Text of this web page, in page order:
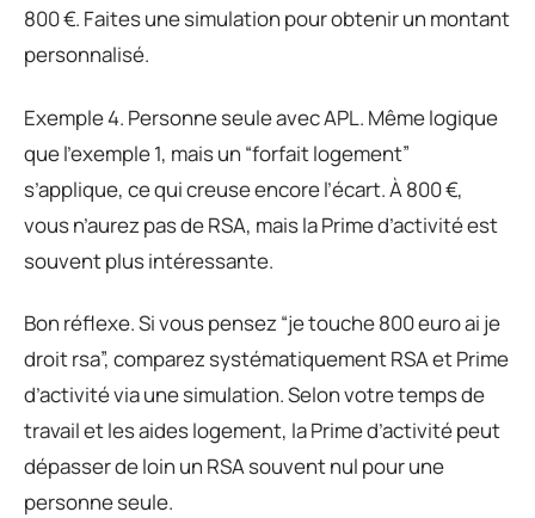
800 €. Faites une simulation pour obtenir un montant
personnalisé.
Exemple 4. Personne seule avec APL. Même logique
que l’exemple 1, mais un “forfait logement”
s’applique, ce qui creuse encore l’écart. À 800 €,
vous n’aurez pas de RSA, mais la Prime d’activité est
souvent plus intéressante.
Bon réflexe. Si vous pensez “je touche 800 euro ai je
droit rsa”, comparez systématiquement RSA et Prime
d’activité via une simulation. Selon votre temps de
travail et les aides logement, la Prime d’activité peut
dépasser de loin un RSA souvent nul pour une
personne seule.